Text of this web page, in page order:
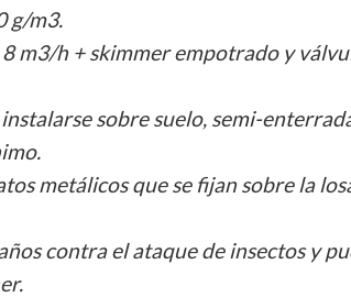
g/m3.
m3/h + skimmer empotrado y
sobre suelo, semi-
metálicos que se fijan sobre la
contra el ataque de insectos y